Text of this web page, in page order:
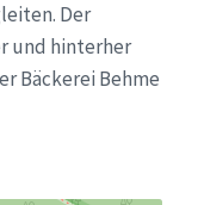
Der
und hinterher
Bäckerei Behme